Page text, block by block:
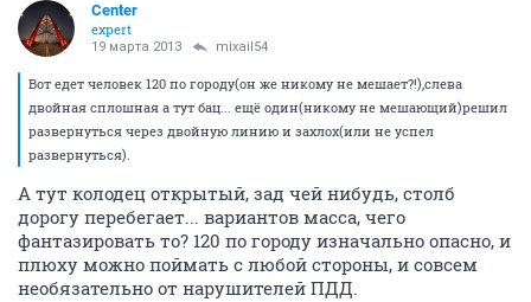
Center
expert
19 марта 2013 mixail54
Вот едет человек 120 по городу(он же никому не мешает?!),слева
двойная сплошная а тут бац... ещё один(никому не мешающий)решил
развернуться через двойную линию и захлох(или не успел
развернуться).
А тут колодец открытый, зад чей нибудь, столб
дорогу перебегает... вариантов масса, чего
фантазировать то? 120 по городу изначально опасно, и
плюху можно поймать с любой стороны, и совсем
необязательно от нарушителей ПДД.